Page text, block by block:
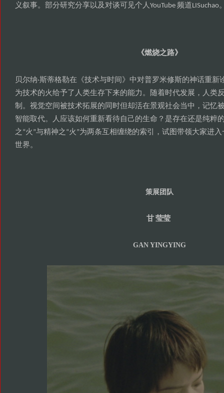
义叙事。 部分研究分享以及对谈可见个人YouTube 频道LISuchao
《燃烧之路》
贝尔纳·斯蒂格勒在 《技术与时间》 中对普罗米修斯的神话重新
为技术的火给予了人类生存下来的能力 。 随着时代发展 ， 人类
制 。 视觉空间被技术拓展的同时但却活在景观社会当中 ， 记忆
智能取代。 人应该如何重新看待自己的生命 ？ 是存在还是纯粹
之 “火 ”与精神之 “火 ”为两条互相缠绕的索引 ， 试图带领大家进
世界。
策展团队
甘莹莹
GAN YINGYING